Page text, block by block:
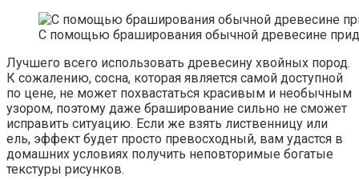
С помощью браширования обычной древесине
Лучшего всего использовать древесину хвойных пород.
К сожалению, сосна, которая является самой доступной
по цене, не может похвастаться красивым и необычным
узором, поэтому даже браширование сильно не сможет
исправить ситуацию. Если же взять лиственницу или
ель, эффект будет просто превосходный, вам удастся в
домашних условиях получить неповторимые богатые
текстуры рисунков.